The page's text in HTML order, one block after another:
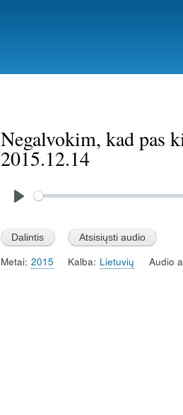
Negalvokim, kad pas
2015.12.14
l
a
y
Metai 2015 Kalba Lietuvių Audio